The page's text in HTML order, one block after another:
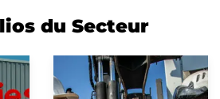
du Secteur